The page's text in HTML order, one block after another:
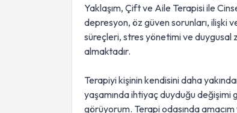
Yaklaşım, Çift ve Aile Terapisi ile
depresyon, öz güven sorunları, ilişki
süreçleri, stres yönetimi ve duygusal
almaktadır.
Terapiyi kişinin kendisini daha
yaşamında ihtiyaç duyduğu
görüyorum. Terapi odasında